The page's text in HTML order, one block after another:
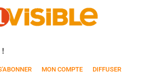
!
MON COMPTE DIFFUSER